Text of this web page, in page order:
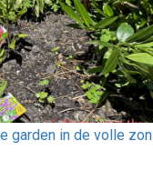
garden in de volle zon